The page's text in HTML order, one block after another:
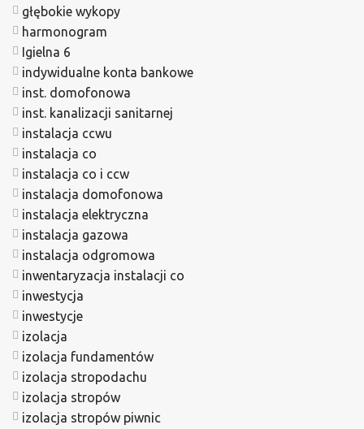
głębokie wykopy
harmonogram
Igielna 6
indywidualne konta bankowe
inst. domofonowa
inst. kanalizacji sanitarnej
instalacja ccwu
instalacja co
instalacja co i ccw
instalacja domofonowa
instalacja elektryczna
instalacja gazowa
instalacja odgromowa
inwentaryzacja instalacji co
inwestycja
inwestycje
izolacja
izolacja fundamentów
izolacja stropodachu
izolacja stropów
izolacja stropów piwnic